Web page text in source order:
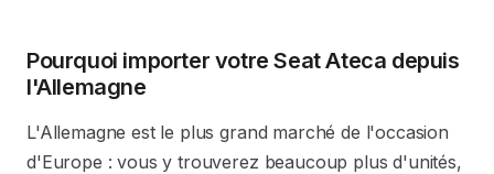
Pourquoi importer votre Seat Ateca depuis
l'Allemagne
L'Allemagne est le plus grand marché de l'occasion
d'Europe : vous y trouverez beaucoup plus d'unités,